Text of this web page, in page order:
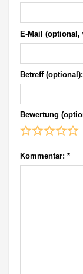
E-Mail
Betreff (optional):
Bewertung
Kommentar: *